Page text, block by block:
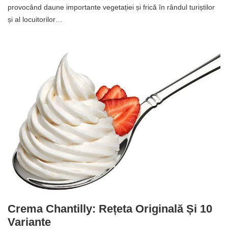
provocând daune importante vegetației și frică în rândul turiștilor
și al locuitorilor…
Crema Chantilly: Rețeta Originală Și 10
Variante